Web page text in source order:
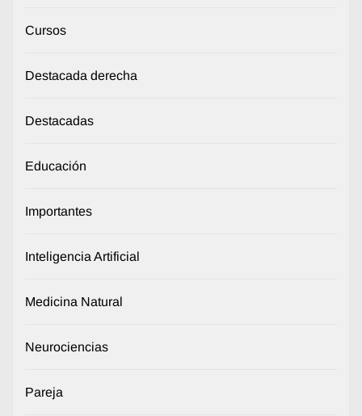
Cursos
Destacada derecha
Destacadas
Educación
Importantes
Inteligencia Artificial
Medicina Natural
Neurociencias
Pareja